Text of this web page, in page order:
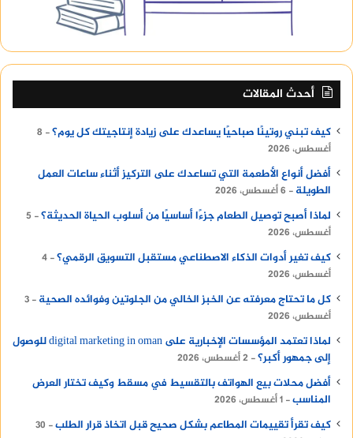
أحدث المقالات
كيف تبني روتينًا صباحيًا يساعدك على زيادة إنتاجيتك كل يوم؟
8
أغسطس، 2026
أفضل أنواع الأطعمة التي تساعدك على التركيز أثناء ساعات العمل
الطويلة
6 أغسطس، 2026
لماذا أصبح توصيل الطعام جزءًا أساسيًا من أسلوب الحياة الحديثة؟
5
أغسطس، 2026
كيف تغير أدوات الذكاء الاصطناعي مستقبل التسويق الرقمي؟ 4
أغسطس، 2026
كل ما تحتاج معرفته عن الخبز الخالي من الجلوتين وفوائده الصحية
3
أغسطس، 2026
لماذا تعتمد المؤسسات الإخبارية على digital marketing in oman للوصول
إلى جمهور أكبر؟ 2 أغسطس، 2026
أفضل محلات بيع الهواتف بالتقسيط في مسقط وكيف تختار العرض
المناسب 1 أغسطس، 2026
كيف تقرأ تقييمات المطاعم بشكل صحيح قبل اتخاذ قرار الطلب
30